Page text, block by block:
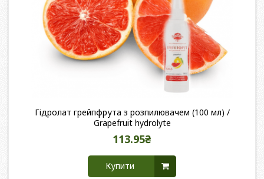
Гідролат грейпфрута з розпилювачем (100 мл) /
Grapefruit hydrolyte
113.95₴
Купити